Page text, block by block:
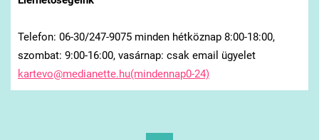
Telefon: 06-30/247-9075 minden hétköznap 8:00-18:00,
szombat: 9:00-16:00, vasárnap: csak email ügyelet
kartevo@medianette.hu(mindennap0-24)